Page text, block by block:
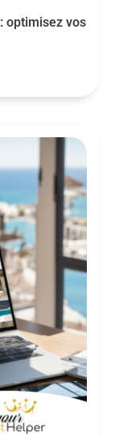
optimisez vos